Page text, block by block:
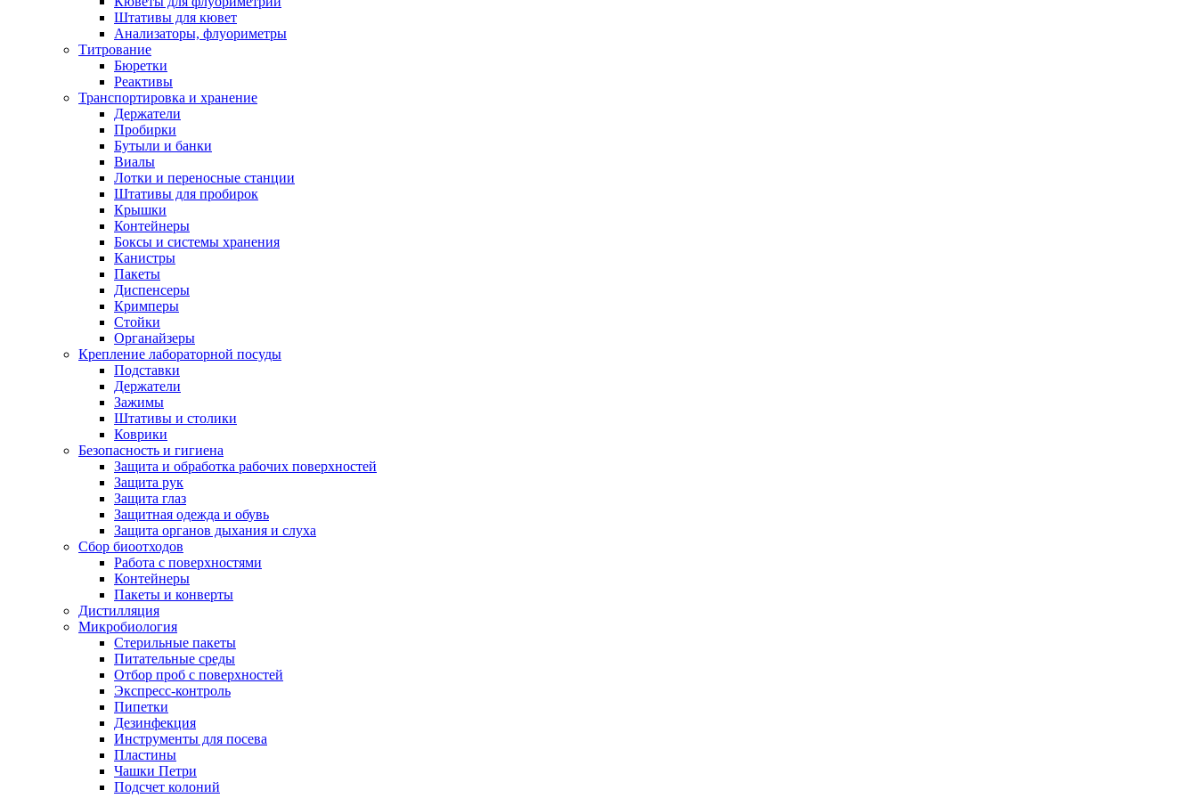
Штативы для кювет
Анализаторы, флуориметры
Титрование
Бюретки
Реактивы
Транспортировка и хранение
Держатели
Пробирки
Бутыли и банки
Виалы
Лотки и переносные станции
Штативы для пробирок
Крышки
Контейнеры
Боксы и системы хранения
Канистры
Пакеты
Диспенсеры
Кримперы
Стойки
Органайзеры
Крепление лабораторной посуды
Подставки
Держатели
Зажимы
Штативы и столики
Коврики
Безопасность и гигиена
Защита и обработка рабочих поверхностей
Защита рук
Защита глаз
Защитная одежда и обувь
Защита органов дыхания и слуха
Сбор биоотходов
Работа с поверхностями
Контейнеры
Пакеты и конверты
Дистилляция
Микробиология
Стерильные пакеты
Питательные среды
Отбор проб с поверхностей
Экспресс-контроль
Пипетки
Дезинфекция
Инструменты для посева
Пластины
Чашки Петри
Подсчет колоний